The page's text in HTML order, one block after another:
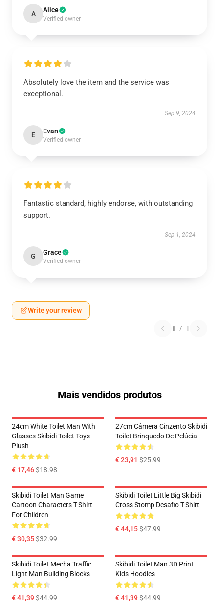
A Alice
Verified owner
Absolutely love the item and the service was
exceptional.
Sep 9, 2024
E Evan
Verified owner
Fantastic standard, highly endorse, with outstanding
support.
Sep 1, 2024
G Grace
Verified owner
Write your review
1 / 1
Mais vendidos produtos
24cm White Toilet Man With
Glasses Skibidi Toilet Toys
Plush
€ 17,46$18.98
27cm Câmera Cinzento Skibidi
Toilet Brinquedo De Pelúcia
€ 23,91 $25.99
Skibidi Toilet Man Game
Cartoon Characters T-Shirt
For Children
€ 30,35$32.99
Skibidi Toilet Little Big Skibidi
Cross Stomp Desafio T-Shirt
€ 44,15$47.99
Skibidi Toilet Mecha Traffic
Light Man Building Blocks
€ 41,39$44.99
Skibidi Toilet Man 3D Print
Kids Hoodies
€ 41,39$44.99